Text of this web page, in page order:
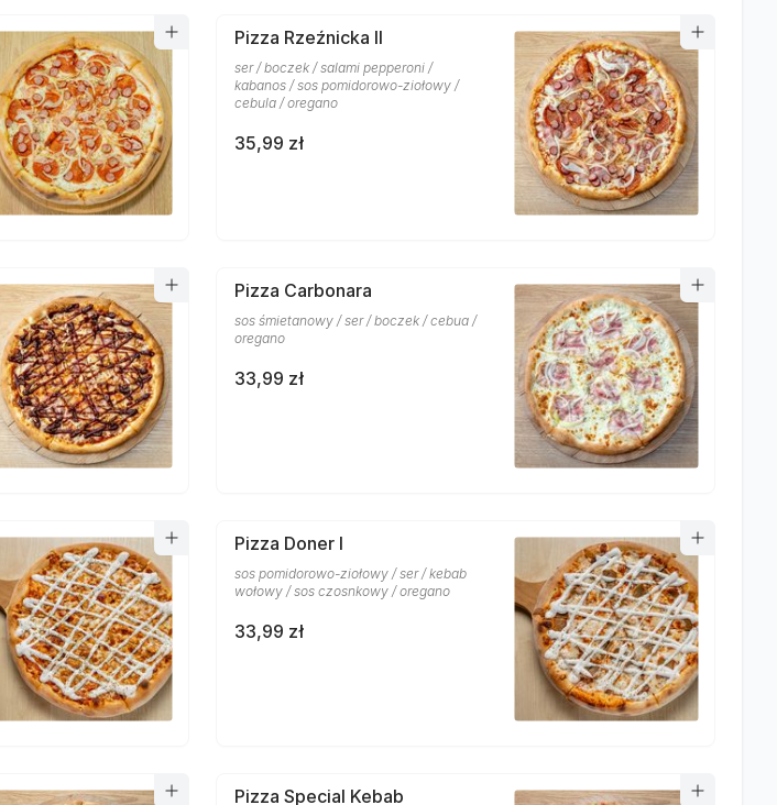
Pizza Rzeźnicka II
ser / boczek / salami pepperoni /
kabanos / sos pomidorowo-ziołowy /
cebula / oregano
35,99 zł
Pizza Carbonara
sos śmietanowy / ser / boczek / cebua /
oregano
33,99 zł
Pizza Doner I
sos pomidorowo-ziołowy / ser / kebab
wołowy / sos czosnkowy / oregano
33,99 zł
Pizza Special Kebab